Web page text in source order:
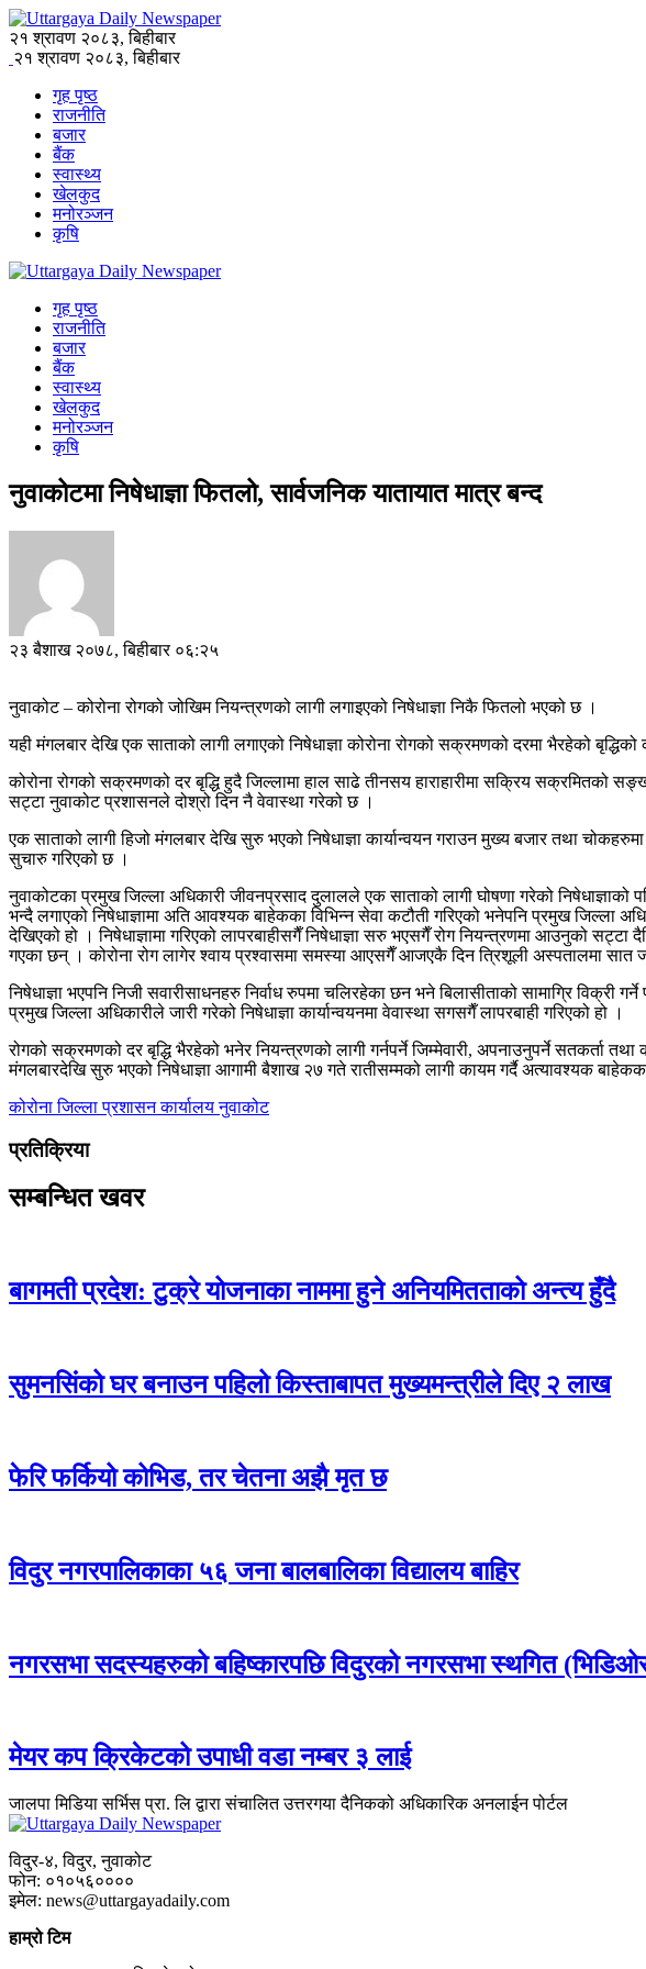
२१ श्रावण २०८३, बिहीबार
२१ श्रावण २०८३, बिहीबार
गृह पृष्ठ
राजनीति
बजार
बैंक
स्वास्थ्य
खेलकुद
मनोरञ्जन
कृषि
गृह पृष्ठ
राजनीति
बजार
बैंक
स्वास्थ्य
खेलकुद
मनोरञ्जन
कृषि
नुवाकोटमा निषेधाज्ञा फितलो, सार्वजनिक यातायात मात्र बन्द
२३ बैशाख २०७८, बिहीबार ०६:२५
नुवाकोट – कोरोना रोगको जोखिम नियन्त्रणको लागी लगाइएको निषेधाज्ञा निकै फितलो भएको छ ।
यही मंगलबार देखि एक साताको लागी लगाएको निषेधाज्ञा कोरोना रोगको सक्रमणको दरमा भैरहेको
कोरोना रोगको सक्रमणको दर बृद्धि हुदै जिल्लामा हाल साढे तीनसय हाराहारीमा सक्रिय सक्रमितको
सट्टा नुवाकोट प्रशासनले दोश्रो दिन नै वेवास्था गरेको छ ।
एक साताको लागी हिजो मंगलबार देखि सुरु भएको निषेधाज्ञा कार्यान्वयन गराउन मुख्य बजार तथा
सुचारु गरिएको छ ।
नुवाकोटका प्रमुख जिल्ला अधिकारी जीवनप्रसाद दुलालले एक साताको लागी घोषणा गरेको
भन्दै लगाएको निषेधाज्ञामा अति आवश्यक बाहेकका विभिन्न सेवा कटौती गरिएको भनेपनि प्रमुख जिल्ला
देखिएको हो । निषेधाज्ञामा गरिएको लापरबाहीसगैँ निषेधाज्ञा सरु भएसगैँ रोग नियन्त्रणमा आउनुको
गएका छन् । कोरोना रोग लागेर श्वाय प्रश्वासमा समस्या आएसगैँ आजएकै दिन त्रिशूली अस्पतालमा सात
निषेधाज्ञा भएपनि निजी सवारीसाधनहरु निर्वाध रुपमा चलिरहेका छन भने बिलासीताको सामाग्रि
प्रमुख जिल्ला अधिकारीले जारी गरेको निषेधाज्ञा कार्यान्वयनमा वेवास्था सगसगैँ लापरबाही गरिएको हो ।
रोगको सक्रमणको दर बृद्धि भैरहेको भनेर नियन्त्रणको लागी गर्नपर्ने जिम्मेवारी, अपनाउनुपर्ने सतकर्ता
मंगलबारदेखि सुरु भएको निषेधाज्ञा आगामी बैशाख २७ गते रातीसम्मको लागी कायम गर्दै अत्यावश्यक
कोरोनाजिल्ला प्रशासन कार्यालय नुवाकोट
प्रतिक्रिया
सम्बन्धित खवर
बागमती प्रदेश: टुक्रे योजनाका नाममा हुने अनियमितताको अन्त्य हुँदै
सुमनसिंको घर बनाउन पहिलो किस्ताबापत मुख्यमन्त्रीले दिए २ लाख
फेरि फर्कियो कोभिड, तर चेतना अझै मृत छ
विदुर नगरपालिकाका ५६ जना बालबालिका विद्यालय बाहिर
नगरसभा सदस्यहरुको बहिष्कारपछि विदुरको नगरसभा स्थगित
मेयर कप क्रिकेटको उपाधी वडा नम्बर ३ लाई
जालपा मिडिया सर्भिस प्रा. लि द्वारा संचालित उत्तरगया दैनिकको अधिकारिक अनलाईन पोर्टल
विदुर-४, विदुर, नुवाकोट
फोन: ०१०५६००००
इमेल: news@uttargayadaily.com
हाम्रो टिम